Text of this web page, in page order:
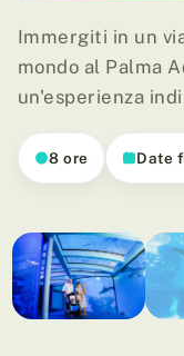
Immergiti in un
mondo al Palma
un'esperienza
8 ore Date
Tunnel
Circondato da